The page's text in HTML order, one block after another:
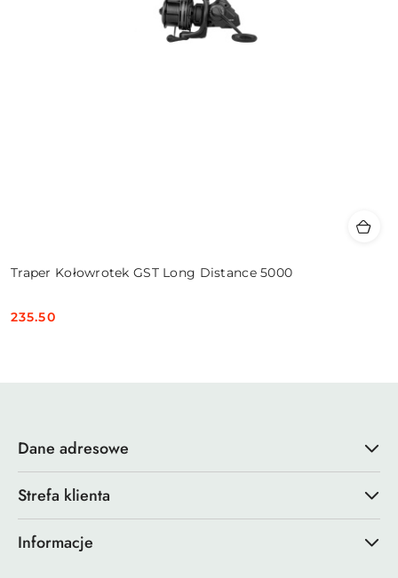
Traper Kołowrotek GST Long Distance 5000
Cena:
235.50
Dane adresowe
Strefa klienta
Informacje